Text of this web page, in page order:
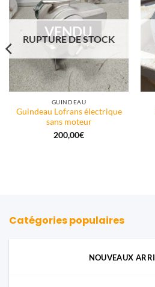
VENDU
RUPTURE DE STOCK
GUINDEAU
Guindeau Lofrans électrique
sans moteur
200,00€
Catégories populaires
NOUVEAUX